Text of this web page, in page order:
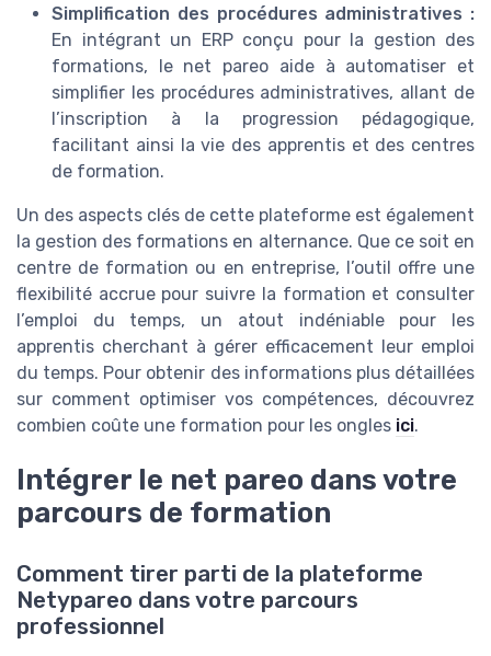
Simplification des procédures administratives :
En intégrant un ERP conçu pour la gestion des
formations, le net pareo aide à automatiser et
simplifier les procédures administratives, allant de
l’inscription à la progression pédagogique,
facilitant ainsi la vie des apprentis et des centres
de formation.
Un des aspects clés de cette plateforme est également
la gestion des formations en alternance. Que ce soit en
centre de formation ou en entreprise, l’outil offre une
flexibilité accrue pour suivre la formation et consulter
l’emploi du temps, un atout indéniable pour les
apprentis cherchant à gérer efficacement leur emploi
du temps. Pour obtenir des informations plus détaillées
sur comment optimiser vos compétences, découvrez
combien coûte une formation pour les ongles ici.
Intégrer le net pareo dans votre
parcours de formation
Comment tirer parti de la plateforme
Netypareo dans votre parcours
professionnel